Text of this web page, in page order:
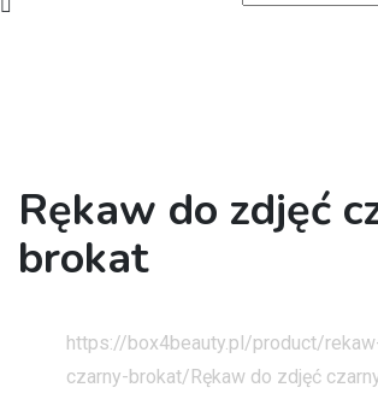
Rękaw do zdjęć
brokat
https://box4beauty.pl/product/
czarny-brokat/Rękaw do zdjęć